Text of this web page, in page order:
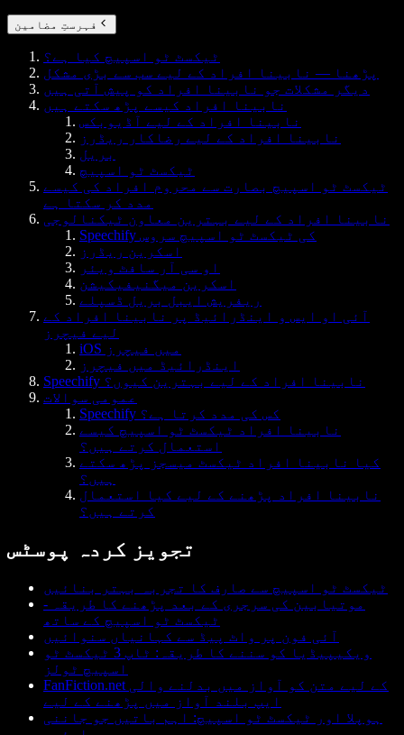
فہرستِ مضامین
ٹیکسٹ ٹو اسپیچ کیا ہے؟
پڑھنا — نابینا افراد کے لیے سب سے بڑی مشکل
دیگر مشکلات جو نابینا افراد کو پیش آتی ہیں
نابینا افراد کیسے پڑھ سکتے ہیں
نابینا افراد کے لیے آڈیوبکس
نابینا افراد کے لیے رضاکار ریڈرز
بریل
ٹیکسٹ ٹو اسپیچ
ٹیکسٹ ٹو اسپیچ بصارت سے محروم افراد کی کیسے
مدد کر سکتا ہے
نابینا افراد کے لیے بہترین معاون ٹیکنالوجی
Speechify کی ٹیکسٹ ٹو اسپیچ سروس
اسکرین ریڈرز
او سی آر سافٹ ویئر
اسکرین میگنیفیکیشن
ریفریش ایبل بریل ڈسپلے
آئی او ایس و اینڈرائیڈ پر نابینا افراد کے
لیے فیچرز
iOS میں فیچرز
اینڈرائیڈ میں فیچرز
Speechify نابینا افراد کے لیے بہترین کیوں؟
عمومی سوالات
Speechify کس کی مدد کرتا ہے؟
نابینا افراد ٹیکسٹ ٹو اسپیچ کیسے
استعمال کرتے ہیں؟
کیا نابینا افراد ٹیکسٹ میسجز پڑھ سکتے
ہیں؟
نابینا افراد پڑھنے کے لیے کیا استعمال
کرتے ہیں؟
تجویز کردہ پوسٹس
ٹیکسٹ ٹو اسپیچ سے صارف کا تجربہ بہتر بنائیں
موتیابین کی سرجری کے بعد پڑھنے کا طریقہ -
ٹیکسٹ ٹو اسپیچ کے ساتھ
آئی فون پر واٹ پیڈ سے کہانیاں سنوائیں
ویکیپیڈیا کو سننے کا طریقہ: ٹاپ 3 ٹیکسٹ ٹو
اسپیچ ٹولز
FanFiction.net کے لیے متن کو آواز میں بدلنے والی
ایپ بلند آواز میں پڑھنے کے لیے
ہوپلا اور ٹیکسٹ ٹو اسپیچ: اہم باتیں جو جاننی